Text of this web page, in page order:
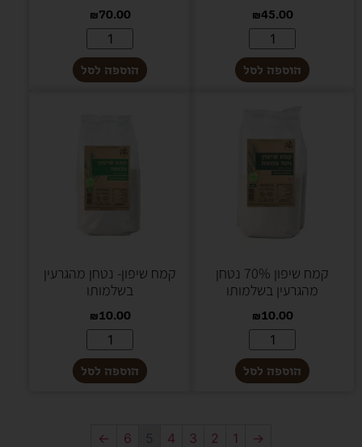
₪45.00
הוספה לסל
₪70.00
הוספה לסל
קמח שיפון 70% נטחן
מהגרעין בשלמותו
₪10.00
הוספה לסל
קמח שיפון- נטחן מהגרעין
בשלמותו
₪10.00
הוספה לסל
→
1
2
3
4
5
6
←